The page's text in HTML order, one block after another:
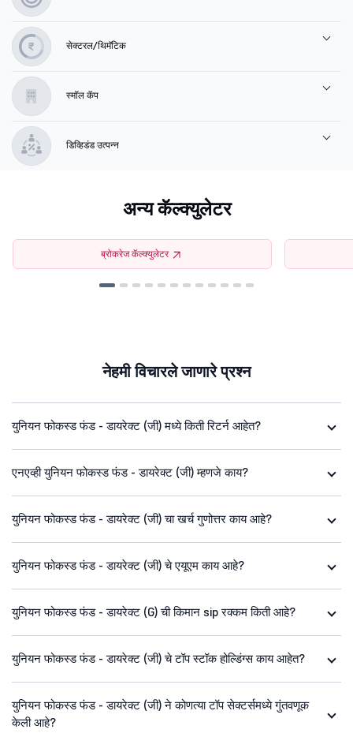
सेक्टरल/थिमॅटिक
स्मॉल कॅप
डिव्हिडंड उत्पन्न
अन्य कॅल्क्युलेटर
ब्रोकरेज कॅल्क्युलेटर
नेहमी विचारले जाणारे प्रश्न
युनियन फोकस्ड फंड - डायरेक्ट (जी) मध्ये किती रिटर्न आहेत?
एनएव्ही युनियन फोकस्ड फंड - डायरेक्ट (जी) म्हणजे काय?
युनियन फोकस्ड फंड - डायरेक्ट (जी) चा खर्च गुणोत्तर काय आहे?
युनियन फोकस्ड फंड - डायरेक्ट (जी) चे एयूएम काय आहे?
युनियन फोकस्ड फंड - डायरेक्ट (G) ची किमान sip रक्कम किती आहे?
युनियन फोकस्ड फंड - डायरेक्ट (जी) चे टॉप स्टॉक होल्डिंग्स काय आहेत?
युनियन फोकस्ड फंड - डायरेक्ट (जी) ने कोणत्या टॉप सेक्टर्समध्ये गुंतवणूक
केली आहे?